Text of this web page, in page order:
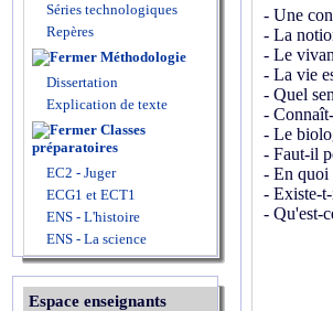
Séries technologiques
Repères
Méthodologie
Dissertation
Explication de texte
Classes
préparatoires
EC2 - Juger
ECG1 et ECT1
ENS - L'histoire
ENS - La science
Espace enseignants
- Une
- La
- Le
- La vie
- Quel
-
- Le
- Faut-il
- En quoi
- Existe-
- Qu'est-